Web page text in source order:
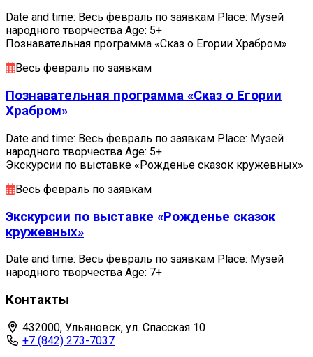
Date and time: Весь февраль по заявкам Place: Музей
народного творчества Age: 5+
Познавательная программа «Сказ о Егории Храбром»
Весь февраль по заявкам
Познавательная программа «Сказ о Егории
Храбром»
Date and time: Весь февраль по заявкам Place: Музей
народного творчества Age: 5+
Экскурсии по выставке «Рожденье сказок кружевных»
Весь февраль по заявкам
Экскурсии по выставке «Рожденье сказок
кружевных»
Date and time: Весь февраль по заявкам Place: Музей
народного творчества Age: 7+
Контакты
432000, Ульяновск, ул. Спасская 10
+7 (842) 273-7037